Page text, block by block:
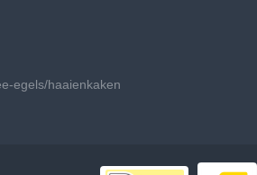
egels/haaienkaken